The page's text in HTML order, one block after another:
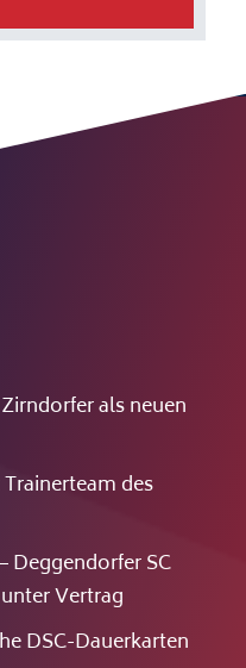
als neuen
des
Deggendorfer SC
Vertrag
DSC-Dauerkarten